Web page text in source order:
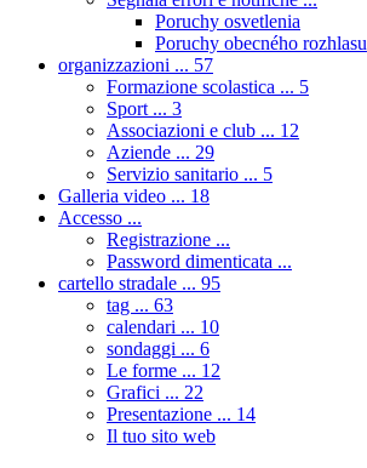
Poruchy osvetlenia
Poruchy obecného rozhlasu
organizzazioni ... 57
Formazione scolastica ... 5
Sport ... 3
Associazioni e club ... 12
Aziende ... 29
Servizio sanitario ... 5
Galleria video ... 18
Accesso ...
Registrazione ...
Password dimenticata ...
cartello stradale ... 95
tag ... 63
calendari ... 10
sondaggi ... 6
Le forme ... 12
Grafici ... 22
Presentazione ... 14
Il tuo sito web